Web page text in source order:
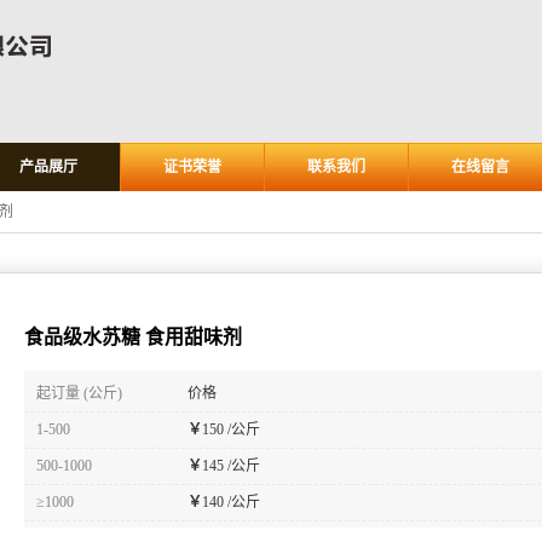
产品展厅 证书荣誉 联系我们 在线留言
食品级水苏糖 食用甜味剂
起订量 (公斤) 价格
1-500 ￥ 150 /公斤
500-1000 ￥ 145 /公斤
≥1000 ￥ 140 /公斤